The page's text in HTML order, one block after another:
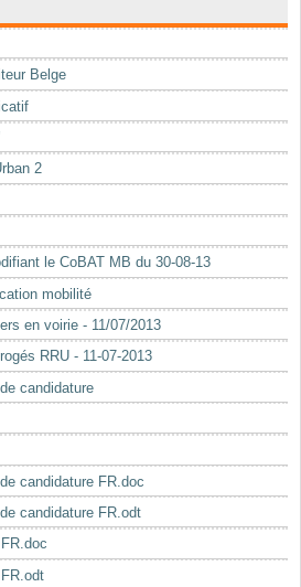
Belge
2
le CoBAT MB du 30-08-13
mobilité
en voirie - 11/07/2013
RRU - 11-07-2013
candidature
candidature FR.doc
candidature FR.odt